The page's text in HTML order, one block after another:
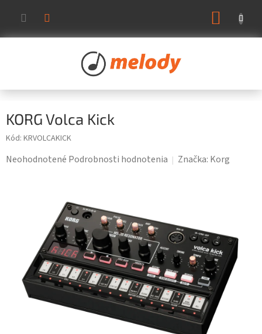
obsah
KORG Volca Kick
Kód: KRVOLCAKICK
Priemerné
hviezdičiek.
Neohodnotené Podrobnosti hodnotenia Značka: Korg